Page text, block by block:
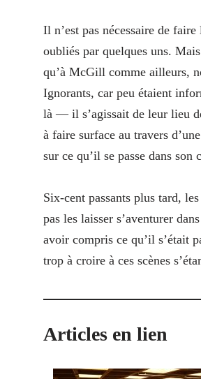
Il n’est pas nécessaire de
oubliés par quelques uns.
qu’à McGill comme ailleurs,
Ignorants, car peu étaient
là — il s’agissait de leur lieu
à faire surface au travers
sur ce qu’il se passe dans son
Six-cent passants plus tard,
pas les laisser s’aventurer
avoir compris ce qu’il s’était
trop à croire à ces scènes
Articles en lien